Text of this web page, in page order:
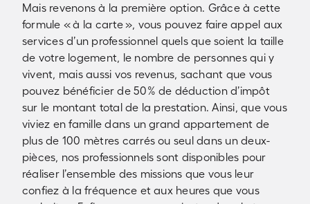
Mais revenons à la première option. Grâce à cette
formule « à la carte », vous pouvez faire appel aux
services d’un professionnel quels que soient la taille
de votre logement, le nombre de personnes qui y
vivent, mais aussi vos revenus, sachant que vous
pouvez bénéficier de 50% de déduction d’impôt
sur le montant total de la prestation. Ainsi, que vous
viviez en famille dans un grand appartement de
plus de 100 mètres carrés ou seul dans un deux-
pièces, nos professionnels sont disponibles pour
réaliser l’ensemble des missions que vous leur
confiez à la fréquence et aux heures que vous